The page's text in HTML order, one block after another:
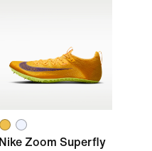
Nike Zoom Superfly